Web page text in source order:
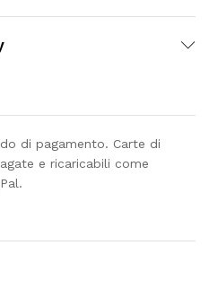
di pagamento. Carte di
e ricaricabili come